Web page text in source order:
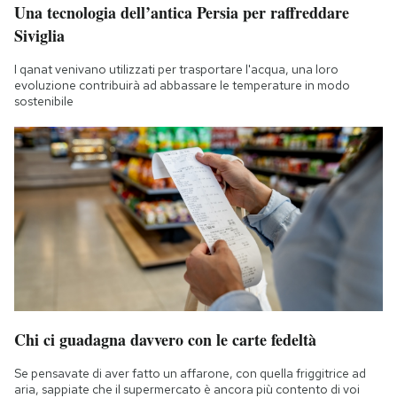
Una tecnologia dell’antica Persia per raffreddare
Siviglia
I qanat venivano utilizzati per trasportare l'acqua, una loro
evoluzione contribuirà ad abbassare le temperature in modo
sostenibile
Chi ci guadagna davvero con le carte fedeltà
Se pensavate di aver fatto un affarone, con quella friggitrice ad
aria, sappiate che il supermercato è ancora più contento di voi